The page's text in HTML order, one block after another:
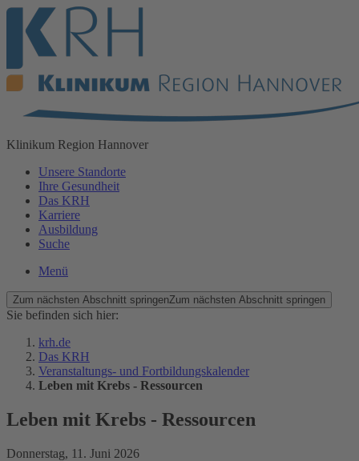
Klinikum Region Hannover
Unsere Standorte
Ihre Gesundheit
Das KRH
Karriere
Ausbildung
Suche
Menü
Zum nächsten Abschnitt springenZum nächsten Abschnitt springen
Sie befinden sich hier:
krh.de
Das KRH
Veranstaltungs- und Fortbildungskalender
Leben mit Krebs - Ressourcen
Leben mit Krebs - Ressourcen
Donnerstag, 11. Juni 2026